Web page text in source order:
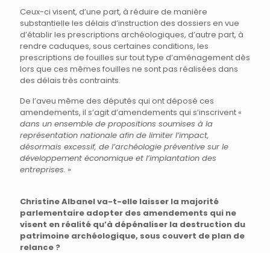
Ceux-ci visent, d’une part, à réduire de manière
substantielle les délais d’instruction des dossiers en vue
d’établir les prescriptions archéologiques, d’autre part, à
rendre caduques, sous certaines conditions, les
prescriptions de fouilles sur tout type d’aménagement dès
lors que ces mêmes fouilles ne sont pas réalisées dans
des délais très contraints.
De l’aveu même des députés qui ont déposé ces
amendements, il s’agit d’amendements qui s’inscrivent «
dans un ensemble de propositions soumises à la
représentation nationale afin de limiter l’impact,
désormais excessif, de l’archéologie préventive sur le
développement économique et l’implantation des
entreprises. »
Christine Albanel va-t-elle laisser la majorité
parlementaire adopter des amendements qui ne
visent en réalité qu’à dépénaliser la destruction du
patrimoine archéologique, sous couvert de plan de
relance ?